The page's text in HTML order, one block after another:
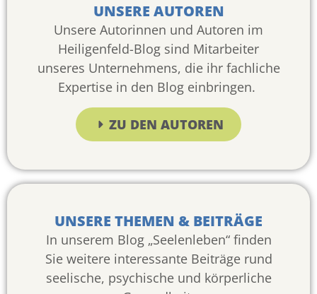
UNSERE AUTOREN
Unsere Autorinnen und Autoren im
Heiligenfeld-Blog sind Mitarbeiter
unseres Unternehmens, die ihr fachliche
Expertise in den Blog einbringen.
ZU DEN AUTOREN
UNSERE THEMEN & BEITRÄGE
In unserem Blog „Seelenleben“ finden
Sie weitere interessante Beiträge rund
seelische, psychische und körperliche